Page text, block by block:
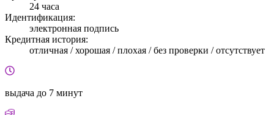
24 часа
Идентификация:
электронная подпись
Кредитная история:
отличная / хорошая / плохая / без проверки / отсутствует
выдача до 7 минут